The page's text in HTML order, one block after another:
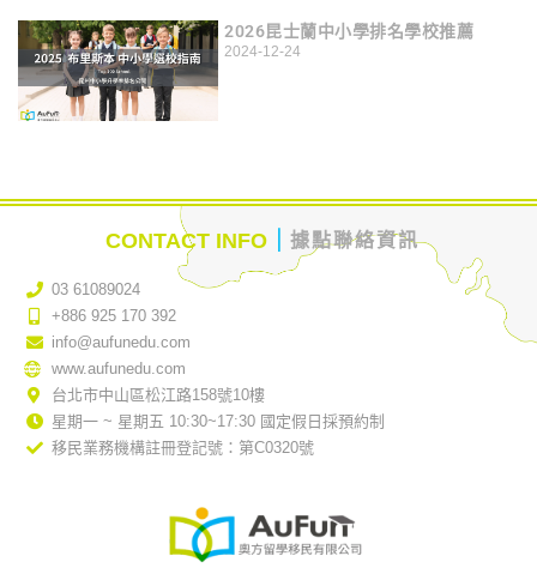
2026昆士蘭中小學排名學校推薦
2024-12-24
CONTACT INFO 據點聯絡資訊
03 61089024
+886 925 170 392
info@aufunedu.com
www.aufunedu.com
台北市中山區松江路158號10樓
星期一 ~ 星期五 10:30~17:30 國定假日採預約制
移民業務機構註冊登記號：第C0320號